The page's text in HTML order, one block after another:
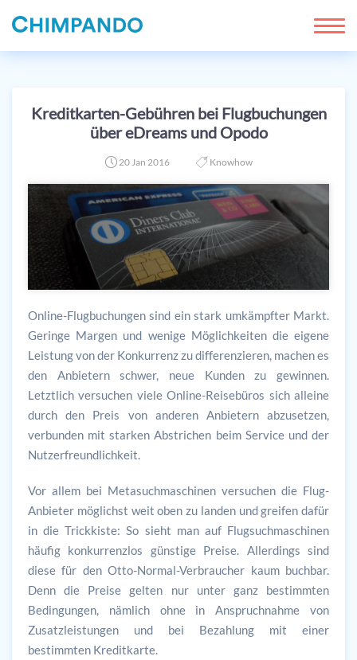
Kreditkarten-Gebühren bei Flugbuchungen
über eDreams und Opodo
20 Jan 2016 Knowhow
Online-Flugbuchungen sind ein stark umkämpfter Markt.
Geringe Margen und wenige Möglichkeiten die eigene
Leistung von der Konkurrenz zu differenzieren, machen es
den Anbietern schwer, neue Kunden zu gewinnen.
Letztlich versuchen viele Online-Reisebüros sich alleine
durch den Preis von anderen Anbietern abzusetzen,
verbunden mit starken Abstrichen beim Service und der
Nutzerfreundlichkeit.
Vor allem bei Metasuchmaschinen versuchen die Flug-
Anbieter möglichst weit oben zu landen und greifen dafür
in die Trickkiste: So sieht man auf Flugsuchmaschinen
häufig konkurrenzlos günstige Preise. Allerdings sind
diese für den Otto-Normal-Verbraucher kaum buchbar.
Denn die Preise gelten nur unter ganz bestimmten
Bedingungen, nämlich ohne in Anspruchnahme von
Zusatzleistungen und bei Bezahlung mit einer
bestimmten Kreditkarte.